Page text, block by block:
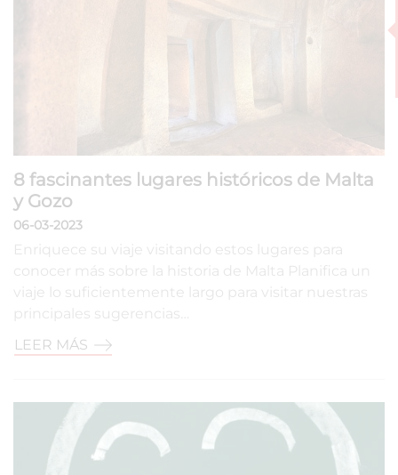
8 fascinantes lugares históricos de Malta
y Gozo
06-03-2023
Enriquece su viaje visitando estos lugares para
conocer más sobre la historia de Malta Planifica un
viaje lo suficientemente largo para visitar nuestras
principales sugerencias…
LEER MÁS